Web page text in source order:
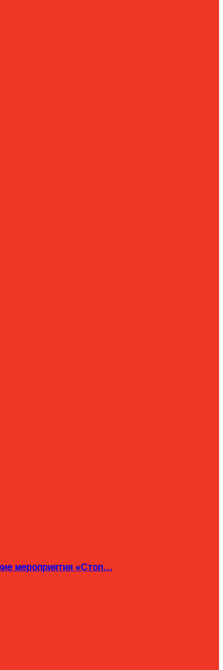
мероприятия «Стоп…